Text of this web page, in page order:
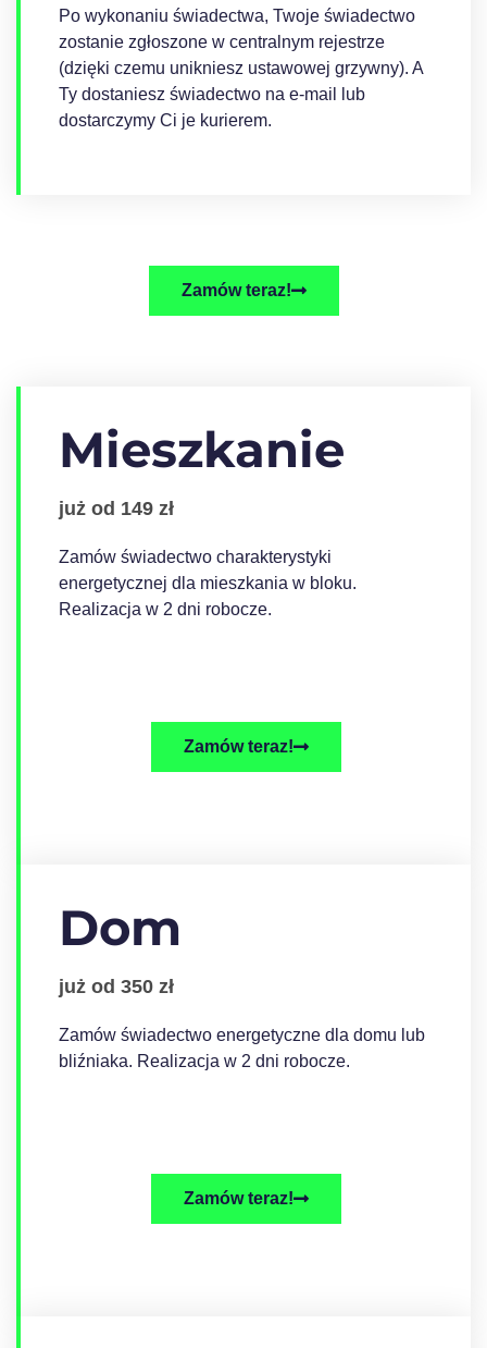
Po wykonaniu świadectwa, Twoje świadectwo
zostanie zgłoszone w centralnym rejestrze
(dzięki czemu unikniesz ustawowej grzywny). A
Ty dostaniesz świadectwo na e-mail lub
dostarczymy Ci je kurierem.
Zamów teraz!
Mieszkanie
już od 149 zł
Zamów świadectwo charakterystyki
energetycznej dla mieszkania w bloku.
Realizacja w 2 dni robocze.
Zamów teraz!
Dom
już od 350 zł
Zamów świadectwo energetyczne dla domu lub
bliźniaka. Realizacja w 2 dni robocze.
Zamów teraz!